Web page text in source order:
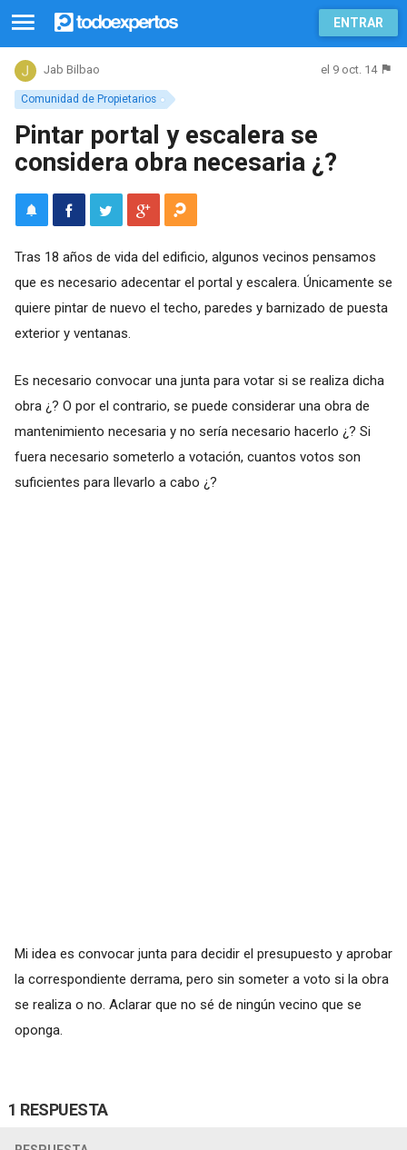
ENTRAR
Comunidad de Propietarios
Jab Bilbao el 9 oct. 14
Pintar portal y escalera se
considera obra necesaria ¿?
Tras 18 años de vida del edificio, algunos vecinos pensamos
que es necesario adecentar el portal y escalera. Únicamente se
quiere pintar de nuevo el techo, paredes y barnizado de puesta
exterior y ventanas.
Es necesario convocar una junta para votar si se realiza dicha
obra ¿? O por el contrario, se puede considerar una obra de
mantenimiento necesaria y no sería necesario hacerlo ¿? Si
fuera necesario someterlo a votación, cuantos votos son
suficientes para llevarlo a cabo ¿?
Mi idea es convocar junta para decidir el presupuesto y aprobar
la correspondiente derrama, pero sin someter a voto si la obra
se realiza o no. Aclarar que no sé de ningún vecino que se
oponga.
1 RESPUESTA